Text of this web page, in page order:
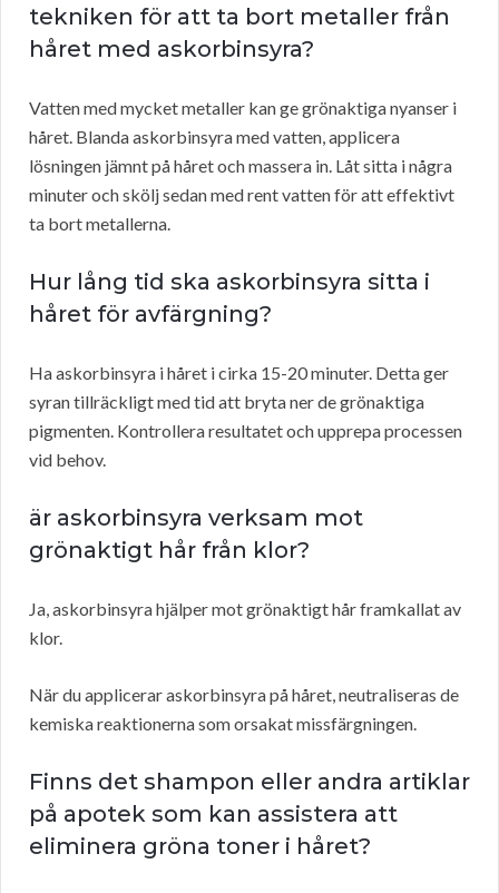
tekniken för att ta bort metaller från
håret med askorbinsyra?
Vatten med mycket metaller kan ge grönaktiga nyanser i
håret. Blanda askorbinsyra med vatten, applicera
lösningen jämnt på håret och massera in. Låt sitta i några
minuter och skölj sedan med rent vatten för att effektivt
ta bort metallerna.
Hur lång tid ska askorbinsyra sitta i
håret för avfärgning?
Ha askorbinsyra i håret i cirka 15-20 minuter. Detta ger
syran tillräckligt med tid att bryta ner de grönaktiga
pigmenten. Kontrollera resultatet och upprepa processen
vid behov.
är askorbinsyra verksam mot
grönaktigt hår från klor?
Ja, askorbinsyra hjälper mot grönaktigt hår framkallat av
klor.
När du applicerar askorbinsyra på håret, neutraliseras de
kemiska reaktionerna som orsakat missfärgningen.
Finns det shampon eller andra artiklar
på apotek som kan assistera att
eliminera gröna toner i håret?